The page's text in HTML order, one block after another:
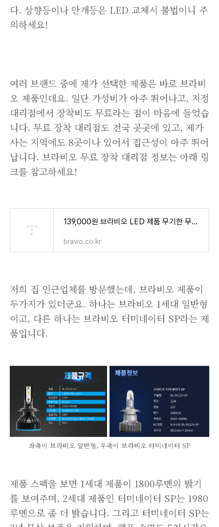
다. 상향등이나 안개등은 LED 교체시 불법이니 주
의하세요!
여러 브랜드 중에 제가 선택한 제품은 바로 브라비
오 제품인데요. 일단 가성비가 아주 뛰어나고, 지정
대리점에서 장착비도 무료라는 점이 마음에 들었습
니다. 무료 장착 대리점도 전국 곳곳에 있고, 제가
사는 지역에도 8곳이나 있어서 접근성이 아주 뛰어
납니다. 브라비오 무료 장착 대리점 정보는 아래 링
크를 참고하세요!
139,000원 브라비오 LED 제품 무기한 무료장착이벤트 안내공지사항 - 브라비오 LED
bravio.co.kr
저희 집 인근업체를 방문했는데, 브라비오 제품이
두가지가 있더군요. 하나는 브라비오 1세대 일반형
이고, 다른 하나는 브라비오 터미네이터 SP라는 제
품입니다.
좌측이 브라비오 일반형, 우측이 브라비오 터미네이터 SP
제품 스펙을 보면 1세대 제품이 1800루멘의 밝기
를 보여주며, 2세대 제품인 터미네이터 SP는 1980
루멘으로 좀 더 밝습니다. 그리고 터미네이터 SP는